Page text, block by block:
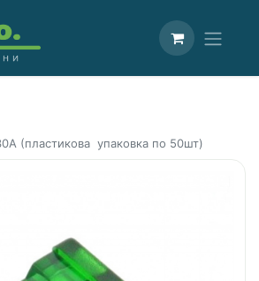
(пластикова упаковка по 50шт)